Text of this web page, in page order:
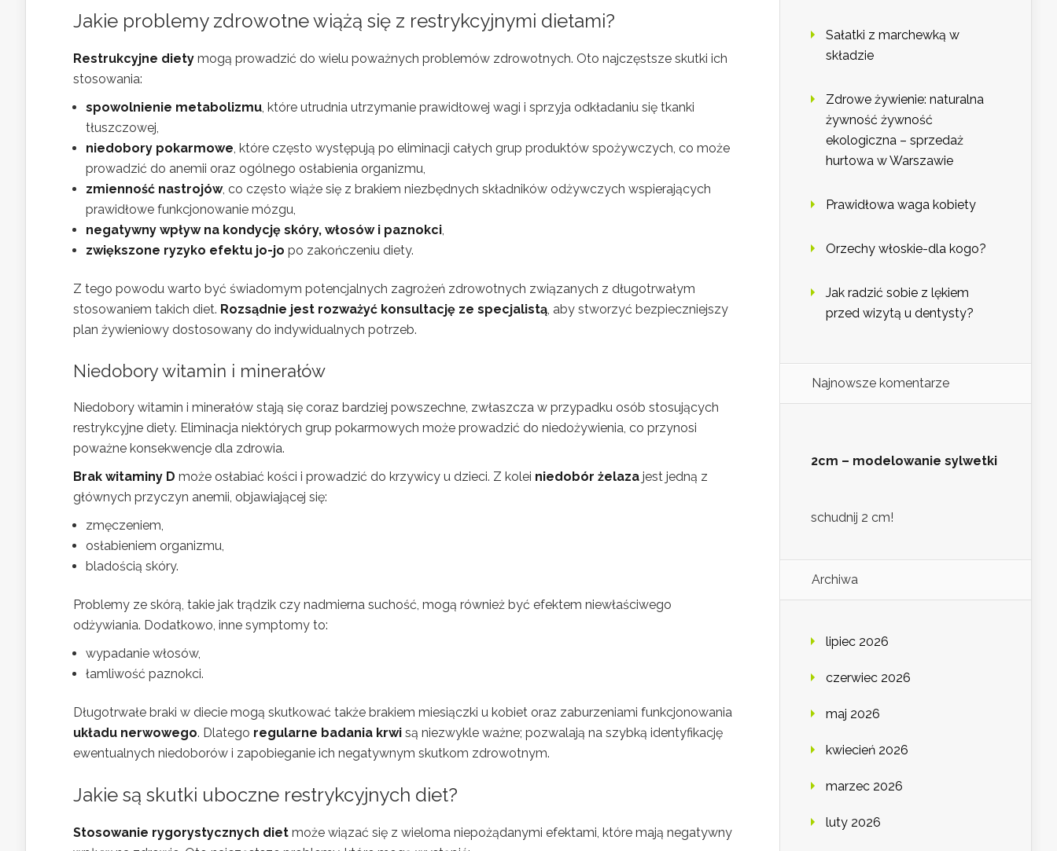
Jakie problemy zdrowotne wiążą się z restrykcyjnymi dietami?
Restrukcyjne diety mogą prowadzić do wielu poważnych problemów zdrowotnych. Oto najczęstsze skutki ich
stosowania:
spowolnienie metabolizmu, które utrudnia utrzymanie prawidłowej wagi i sprzyja odkładaniu się tkanki
tłuszczowej,
niedobory pokarmowe, które często występują po eliminacji całych grup produktów spożywczych, co może
prowadzić do anemii oraz ogólnego osłabienia organizmu,
zmienność nastrojów, co często wiąże się z brakiem niezbędnych składników odżywczych wspierających
prawidłowe funkcjonowanie mózgu,
negatywny wpływ na kondycję skóry, włosów i paznokci,
zwiększone ryzyko efektu jo-jo po zakończeniu diety.
Z tego powodu warto być świadomym potencjalnych zagrożeń zdrowotnych związanych z długotrwałym
stosowaniem takich diet. Rozsądnie jest rozważyć konsultację ze specjalistą, aby stworzyć bezpieczniejszy
plan żywieniowy dostosowany do indywidualnych potrzeb.
Niedobory witamin i minerałów
Niedobory witamin i minerałów stają się coraz bardziej powszechne, zwłaszcza w przypadku osób stosujących
restrykcyjne diety. Eliminacja niektórych grup pokarmowych może prowadzić do niedożywienia, co przynosi
poważne konsekwencje dla zdrowia.
Brak witaminy D może osłabiać kości i prowadzić do krzywicy u dzieci. Z kolei niedobór żelaza jest jedną z
głównych przyczyn anemii, objawiającej się:
zmęczeniem,
osłabieniem organizmu,
bladością skóry.
Problemy ze skórą, takie jak trądzik czy nadmierna suchość, mogą również być efektem niewłaściwego
odżywiania. Dodatkowo, inne symptomy to:
wypadanie włosów,
łamliwość paznokci.
Długotrwałe braki w diecie mogą skutkować także brakiem miesiączki u kobiet oraz zaburzeniami funkcjonowania
układu nerwowego. Dlatego regularne badania krwi są niezwykle ważne; pozwalają na szybką identyfikację
ewentualnych niedoborów i zapobieganie ich negatywnym skutkom zdrowotnym.
Jakie są skutki uboczne restrykcyjnych diet?
Stosowanie rygorystycznych diet może wiązać się z wieloma niepożądanymi efektami, które mają negatywny
Sałatki z marchewką w
składzie
Zdrowe żywienie: naturalna
żywność żywność
ekologiczna – sprzedaż
hurtowa w Warszawie
Prawidłowa waga kobiety
Orzechy włoskie-dla kogo?
Jak radzić sobie z lękiem
przed wizytą u dentysty?
Najnowsze komentarze
2cm – modelowanie sylwetki
schudnij 2 cm!
Archiwa
lipiec 2026
czerwiec 2026
maj 2026
kwiecień 2026
marzec 2026
luty 2026